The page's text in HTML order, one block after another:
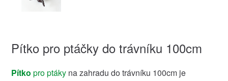
Pítko pro ptáčky do trávníku 100cm
Pítko pro ptákyna zahradu do trávníku 100cm je